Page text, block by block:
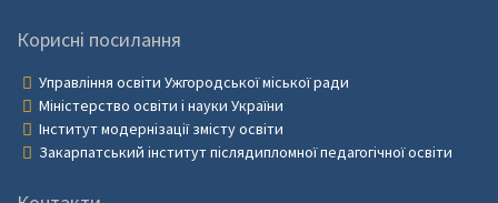
Корисні посилання
Управління освіти Ужгородської міської ради
Міністерство освіти і науки України
Інститут модернізації змісту освіти
Закарпатський інститут післядипломної педагогічної освіти